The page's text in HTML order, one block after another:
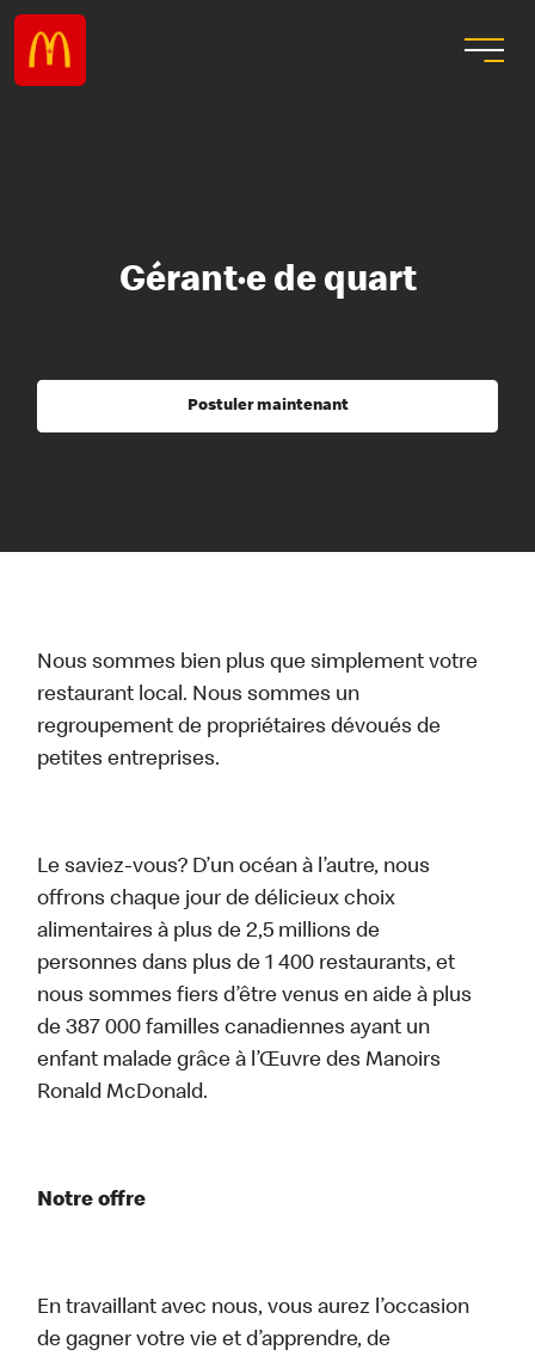
Gérant·e de quart
Postuler maintenant
Nous sommes bien plus que simplement votre
restaurant local. Nous sommes un
regroupement de propriétaires dévoués de
petites entreprises.
Le saviez-vous? D’un océan à l’autre, nous
offrons chaque jour de délicieux choix
alimentaires à plus de 2,5 millions de
personnes dans plus de 1 400 restaurants, et
nous sommes fiers d’être venus en aide à plus
de 387 000 familles canadiennes ayant un
enfant malade grâce à l’Œuvre des Manoirs
Ronald McDonald.
Notre offre
En travaillant avec nous, vous aurez l’occasion
de gagner votre vie et d’apprendre, de